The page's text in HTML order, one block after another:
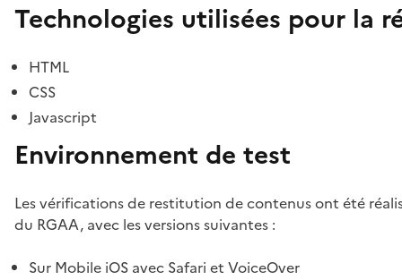
Technologies utilisées pour la
HTML
CSS
Javascript
Environnement de test
Les vérifications de restitution de contenus ont été
du RGAA, avec les versions suivantes :
Sur Mobile iOS avec Safari et VoiceOver